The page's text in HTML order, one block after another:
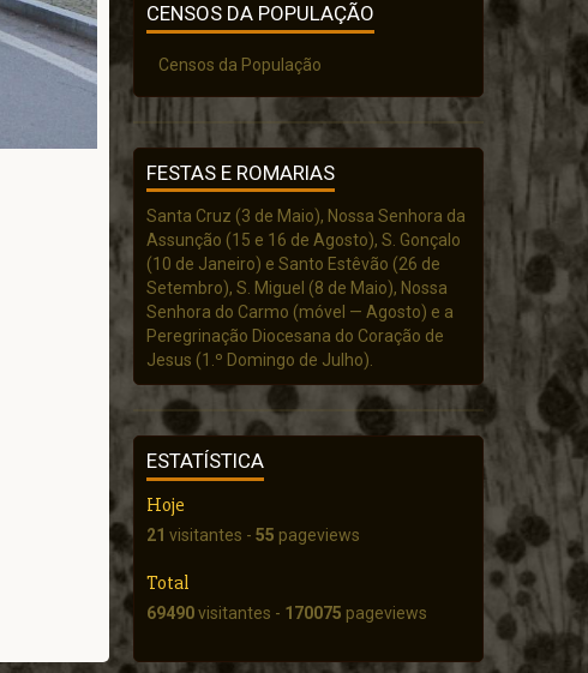
CENSOS DA POPULAÇÃO
Censos da População
FESTAS E ROMARIAS
Santa Cruz (3 de Maio), Nossa Senhora da
Assunção (15 e 16 de Agosto), S. Gonçalo
(10 de Janeiro) e Santo Estêvão (26 de
Setembro), S. Miguel (8 de Maio), Nossa
Senhora do Carmo (móvel — Agosto) e a
Peregrinação Diocesana do Coração de
Jesus (1.º Domingo de Julho).
ESTATÍSTICA
Hoje
21 visitantes - 55 pageviews
Total
69490visitantes - 170075 pageviews